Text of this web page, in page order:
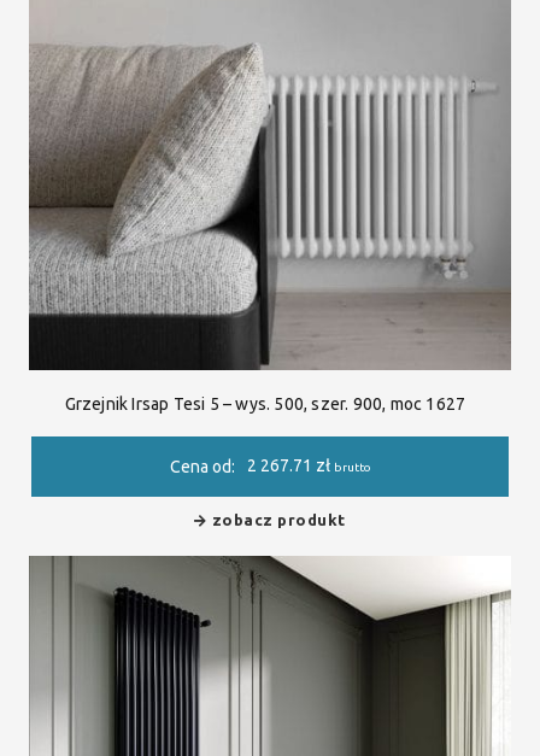
Grzejnik Irsap Tesi 5 – wys. 500, szer. 900, moc 1627
Cena od: 2 267.71 zł brutto
zobacz produkt